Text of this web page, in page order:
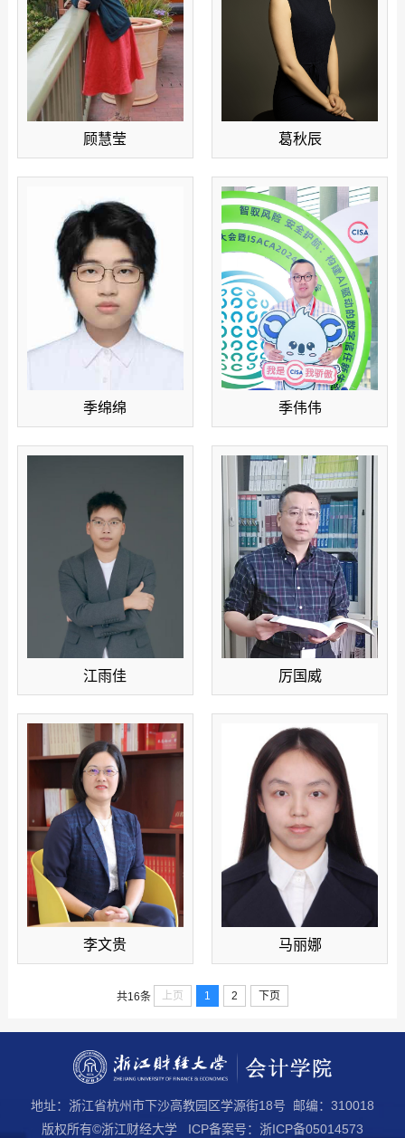
顾慧莹 葛秋辰
季绵绵 季伟伟
江雨佳 厉国威
李文贵 马丽娜
共16条 上页 1 2 下页
地址：浙江省杭州市下沙高教园区学源街18号 邮编：310018
版权所有©浙江财经大学 ICP备案号：浙ICP备05014573